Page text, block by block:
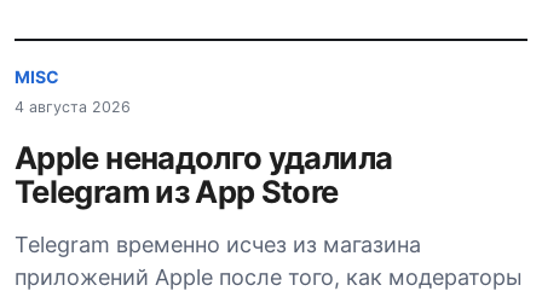
MISC
4 августа 2026
Apple ненадолго удалила
Telegram из App Store
Telegram временно исчез из магазина
приложений Apple после того, как модераторы